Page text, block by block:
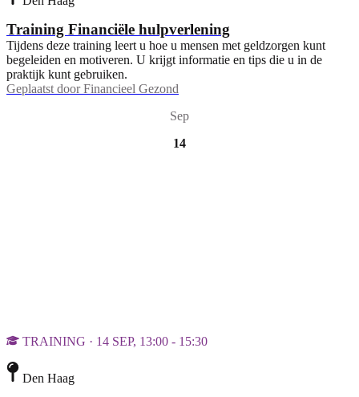
Training Financiële hulpverlening
Tijdens deze training leert u hoe u mensen met geldzorgen kunt
begeleiden en motiveren. U krijgt informatie en tips die u in de
praktijk kunt gebruiken.
Geplaatst door Financieel Gezond
Sep
14
TRAINING · 14 SEP, 13:00 - 15:30
Den Haag